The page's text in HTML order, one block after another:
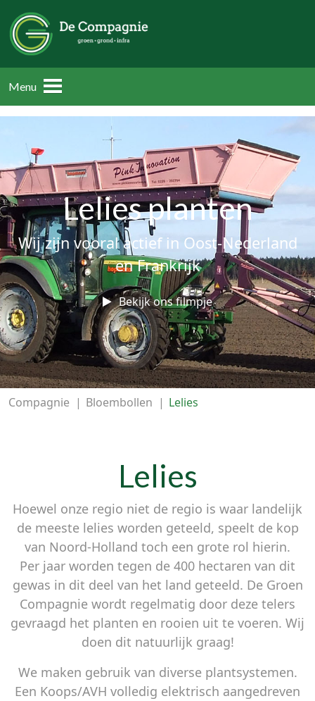
Menu
Lelies planten
Wij zijn vooral actief in Oost-Nederland
en Frankrijk
Bekijk ons filmpje
Compagnie | Bloembollen | Lelies
Lelies
Hoewel onze regio niet de regio is waar landelijk
de meeste lelies worden geteeld, speelt de kop
van Noord-Holland toch een grote rol hierin.
Per jaar worden tegen de 400 hectaren van dit
gewas in dit deel van het land geteeld. De Groen
Compagnie wordt regelmatig door deze telers
gevraagd het planten en rooien uit te voeren. Wij
doen dit natuurlijk graag!
We maken gebruik van diverse plantsystemen.
Een Koops/AVH volledig elektrisch aangedreven